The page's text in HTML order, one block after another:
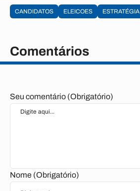
CANDIDATOS ELEICOES ESTRATÉGIA
Comentários
Seu comentário (Obrigatório)
Nome (Obrigatório)